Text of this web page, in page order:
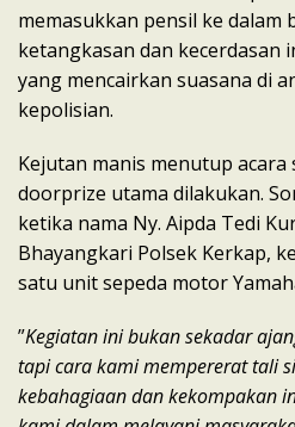
memasukkan pensil ke dalam
ketangkasan dan kecerdasan
yang mencairkan suasana di
kepolisian.
​Kejutan manis menutup
doorprize utama dilakukan.
ketika nama Ny. Aipda Tedi
Bhayangkari Polsek Kerkap,
satu unit sepeda motor
​”Kegiatan ini bukan sekadar
tapi cara kami mempererat tali
kebahagiaan dan kekompakan